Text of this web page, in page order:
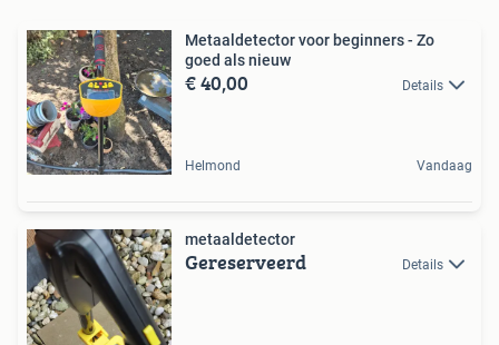
Metaaldetector voor beginners - Zo
goed als nieuw
€ 40,00 Details
Helmond Vandaag
metaaldetector
Gereserveerd Details